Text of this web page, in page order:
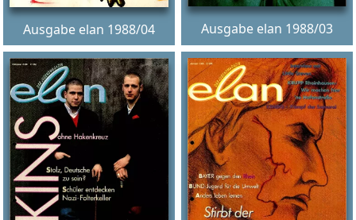
Ausgabe elan 1988/04 Ausgabe elan 1988/03